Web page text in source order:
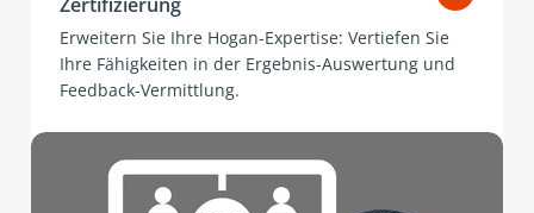
Erweitern Sie Ihre Hogan-Expertise: Vertiefen Sie
Ihre Fähigkeiten in der Ergebnis-Auswertung und
Feedback-Vermittlung.